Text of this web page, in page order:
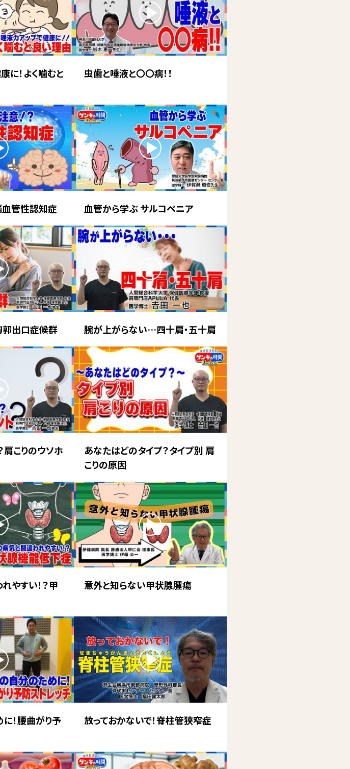
に！よく噛むと
虫歯と唾液と〇〇病！！
血管性認知症 血管から学ぶ サルコペニア
出口症候群 腕が上がらない…四十肩・五十肩
肩こりのウソホ
あなたはどのタイプ？タイプ別 肩
こりの原因
やすい！？甲
意外と知らない甲状腺腫瘍
！腰曲がり予
放っておかないで！脊柱管狭窄症